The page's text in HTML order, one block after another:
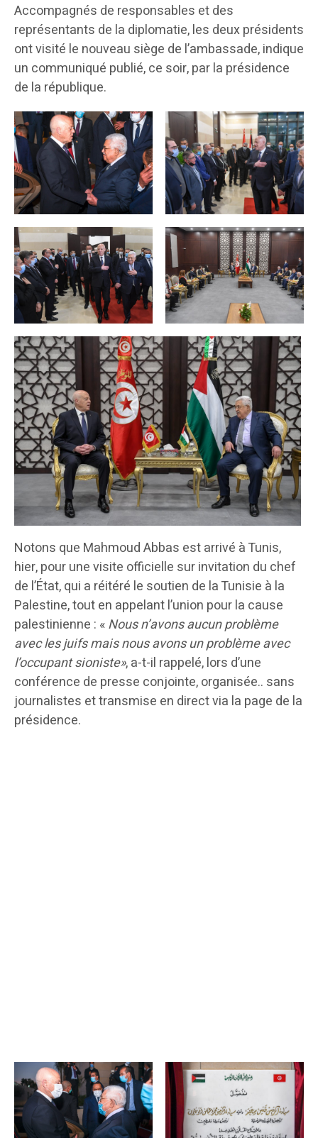
Accompagnés de responsables et des
représentants de la diplomatie, les deux présidents
ont visité le nouveau siège de l’ambassade, indique
un communiqué publié, ce soir, par la présidence
de la république.
Notons que Mahmoud Abbas est arrivé à Tunis,
hier, pour une visite officielle sur invitation du chef
de l’État, qui a réitéré le soutien de la Tunisie à la
Palestine, tout en appelant l’union pour la cause
palestinienne : «Nous n’avons aucun problème
avec les juifs mais nous avons un problème avec
l’occupant sioniste», a-t-il rappelé, lors d’une
conférence de presse conjointe, organisée.. sans
journalistes et transmise en direct via la page de la
présidence.